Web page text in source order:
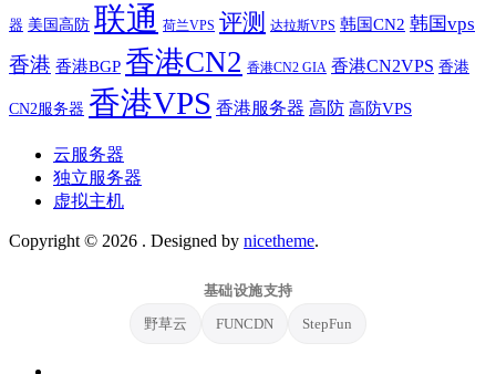
器 美国高防 联通 荷兰VPS 评测 达拉斯VPS 韩国CN2 韩国vps
香港 香港BGP 香港CN2 香港CN2 GIA 香港CN2VPS 香港
CN2服务器 香港VPS 香港服务器 高防 高防VPS
云服务器
独立服务器
虚拟主机
Copyright © 2026 . Designed by nicetheme.
基础设施支持
野草云
FUNCDN StepFun